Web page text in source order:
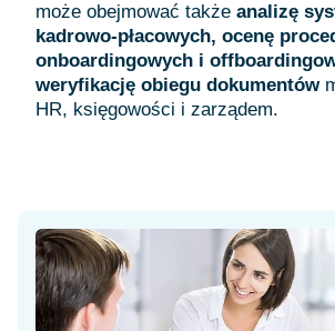
może obejmować także analizę
kadrowo-płacowych, ocenę
onboardingowych i
weryfikację obiegu dokumentów